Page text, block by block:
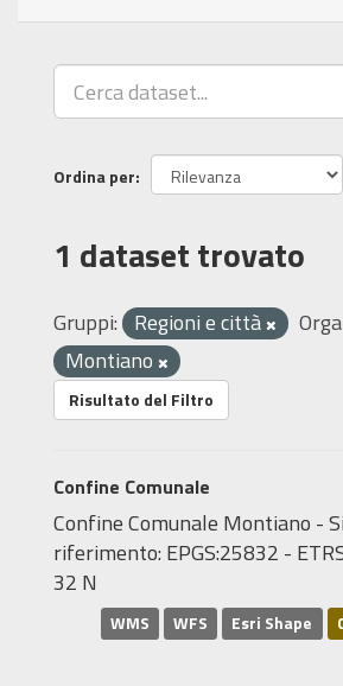
Ordina per
1 dataset trovato
Gruppi: Regioni e città
Montiano
Risultato del Filtro
Confine Comunale
Confine Comunale Montiano -
riferimento: EPGS:25832 -
32 N
WMS WFS Esri Shape